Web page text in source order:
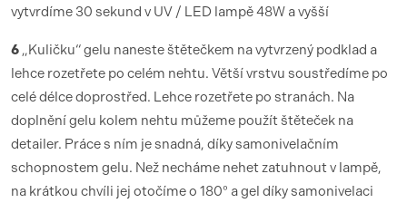
vytvrdíme 30 sekund v UV / LED lampě 48W a vyšší
6 „Kuličku“ gelu naneste štětečkem na vytvrzený podklad a
lehce rozetřete po celém nehtu. Větší vrstvu soustředíme po
celé délce doprostřed. Lehce rozetřete po stranách. Na
doplnění gelu kolem nehtu můžeme použít štěteček na
detailer. Práce s ním je snadná, díky samonivelačním
schopnostem gelu. Než necháme nehet zatuhnout v lampě,
na krátkou chvíli jej otočíme o 180° a gel díky samonivelaci